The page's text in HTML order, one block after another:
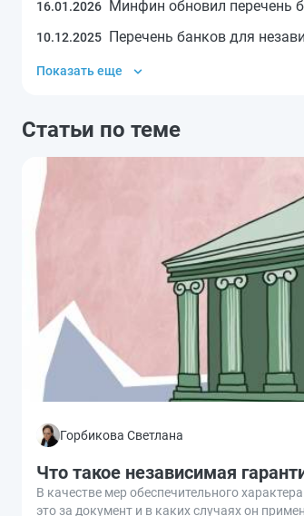
16.01.2026 Минфин обновил перечень
10.12.2025 Перечень банков для
Показать еще
Статьи по теме
Горбикова Светлана
Что такое независимая
В качестве мер обеспечительного
это за документ и в каких случаях он